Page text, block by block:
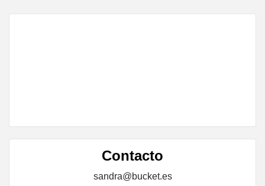
Contacto
sandra@bucket.es